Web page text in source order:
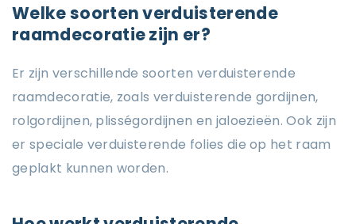
Welke soorten verduisterende
raamdecoratie zijn er?
Er zijn verschillende soorten verduisterende
raamdecoratie, zoals verduisterende gordijnen,
rolgordijnen, plisségordijnen en jaloezieën. Ook zijn
er speciale verduisterende folies die op het raam
geplakt kunnen worden.